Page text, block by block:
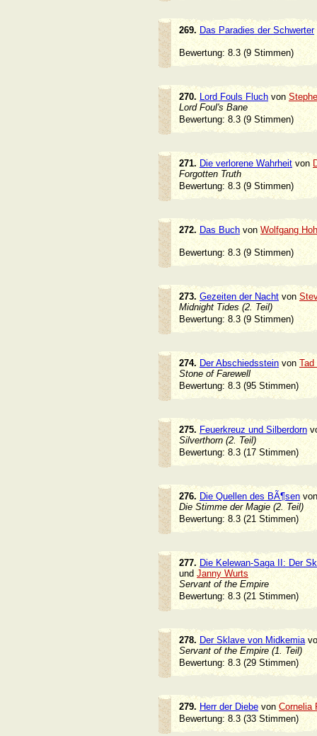
269. Das Paradies der Schwerter
Bewertung: 8.3 (9 Stimmen)
270. Lord Fouls Fluch von
Lord Foul's Bane
Bewertung: 8.3 (9 Stimmen)
271. Die verlorene Wahrheitvon
Forgotten Truth
Bewertung: 8.3 (9 Stimmen)
272. Das BuchvonWolfgang
Bewertung: 8.3 (9 Stimmen)
273. Gezeiten der Nacht von
Midnight Tides (2. Teil)
Bewertung: 8.3 (9 Stimmen)
274. Der Abschiedsstein von Tad
Stone of Farewell
Bewertung: 8.3 (95 Stimmen)
275. Feuerkreuz und Silberdorn
Silverthorn (2. Teil)
Bewertung: 8.3 (17 Stimmen)
276. Die Quellen des BÃ¶sen
Die Stimme der Magie (2. Teil)
Bewertung: 8.3 (21 Stimmen)
277. Die Kelewan-Saga II: Der
und Janny Wurts
Servant of the Empire
Bewertung: 8.3 (21 Stimmen)
278. Der Sklave von Midkemia
Servant of the Empire (1. Teil)
Bewertung: 8.3 (29 Stimmen)
279. Herr der Diebevon Cornelia
Bewertung: 8.3 (33 Stimmen)